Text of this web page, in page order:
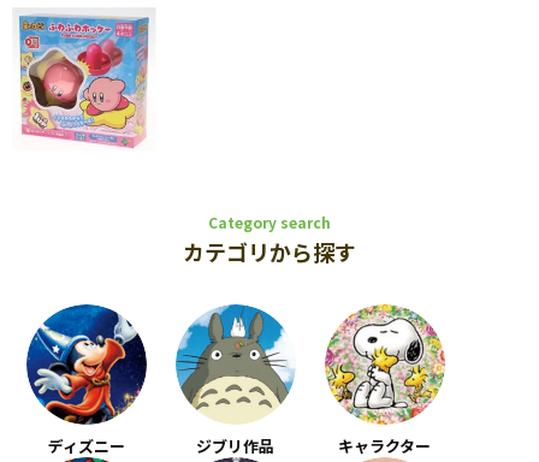
Category search
カテゴリから探す
ディズニー ジブリ作品 キャラクター